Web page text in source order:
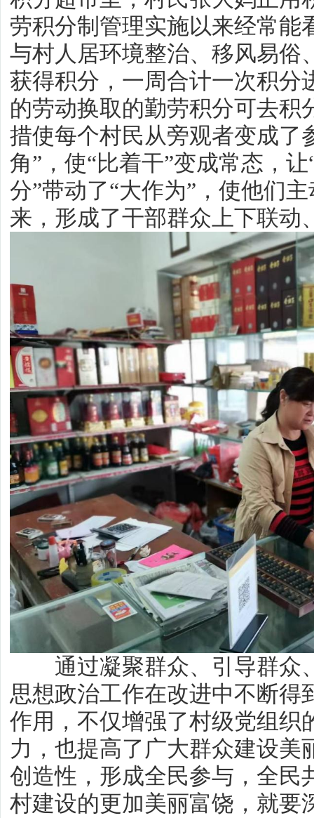
劳积分制管理实施以来经常能
与村人居环境整治、移风易俗
获得积分，一周合计一次积分
的劳动换取的勤劳积分可去积
措使每个村民从旁观者变成了
角”，使“比着干”变成常态，
分”带动了“大作为”，使他们
来，形成了干部群众上下联动
通过凝聚群众、引导群众
思想政治工作在改进中不断得
作用，不仅增强了村级党组织
力，也提高了广大群众建设美
创造性，形成全民参与，全民
村建设的更加美丽富饶，就要